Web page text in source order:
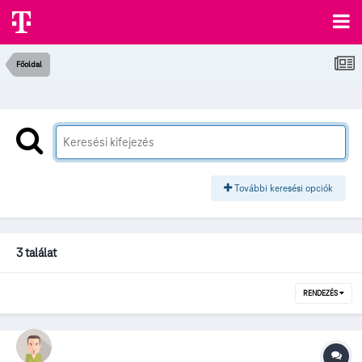
Főoldal
További keresési opciók
3 találat
RENDEZÉS